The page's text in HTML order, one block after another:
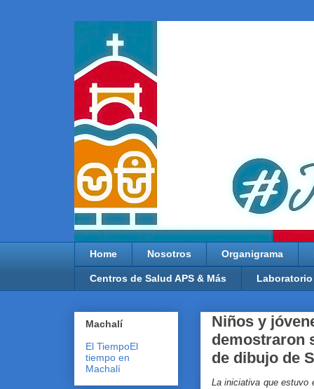
Home Nosotros Organigrama
Centros de Salud APS & Más Laboratorio
Niños y
demostraron
de dibujo de
La iniciativa que estuvo
Machalí
El TiempoEl
tiempo en
Machalí